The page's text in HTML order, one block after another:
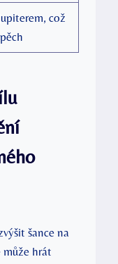
což
šance na
může hrát